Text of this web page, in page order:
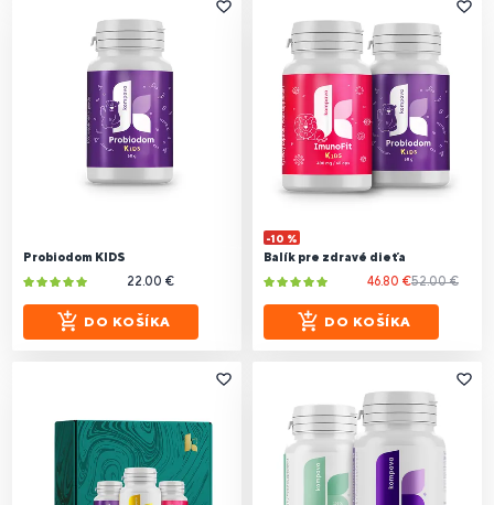
Probiodom KIDS
22.00 €
DO KOŠÍKA
-10 %
Balík pre zdravé dieťa
52.00 €
46.80 €
DO KOŠÍKA